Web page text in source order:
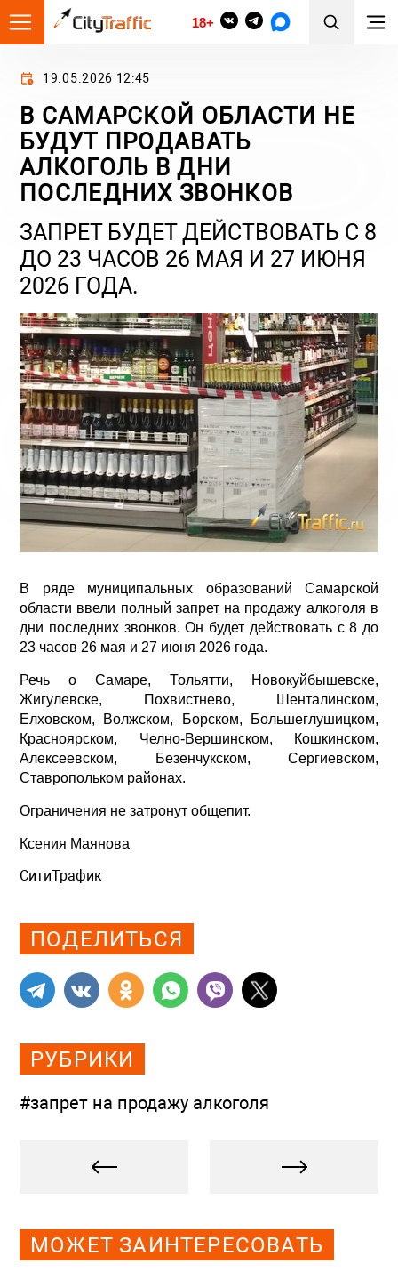
18+
19.05.2026 12:45
В САМАРСКОЙ ОБЛАСТИ НЕ
БУДУТ ПРОДАВАТЬ
АЛКОГОЛЬ В ДНИ
ПОСЛЕДНИХ ЗВОНКОВ
ЗАПРЕТ БУДЕТ ДЕЙСТВОВАТЬ С 8
ДО 23 ЧАСОВ 26 МАЯ И 27 ИЮНЯ
2026 ГОДА.
В ряде муниципальных образований Самарской
области ввели полный запрет на продажу алкоголя в
дни последних звонков. Он будет действовать с 8 до
23 часов 26 мая и 27 июня 2026 года.
Речь о Самаре, Тольятти, Новокуйбышевске,
Жигулевске, Похвистнево, Шенталинском,
Елховском, Волжском, Борском, Большеглушицком,
Красноярском, Челно-Вершинском, Кошкинском,
Алексеевском, Безенчукском, Сергиевском,
Ставропольком районах.
Ограничения не затронут общепит.
Ксения Маянова
СитиТрафик
ПОДЕЛИТЬСЯ
РУБРИКИ
#запрет на продажу алкоголя
МОЖЕТ ЗАИНТЕРЕСОВАТЬ